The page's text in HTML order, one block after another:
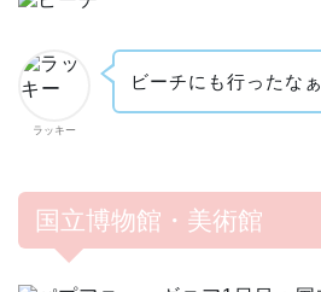
ラッキー
ビーチにも行ったなぁ
国立博物館・美術館